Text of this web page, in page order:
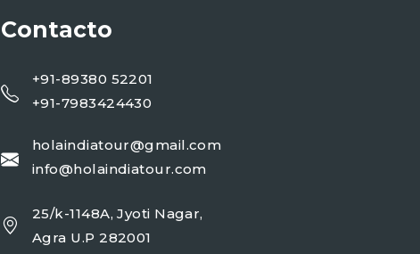
Contacto
+91-89380 52201
+91-7983424430
holaindiatour@gmail.com
info@holaindiatour.com
25/k-1148A, Jyoti Nagar,
Agra U.P 282001